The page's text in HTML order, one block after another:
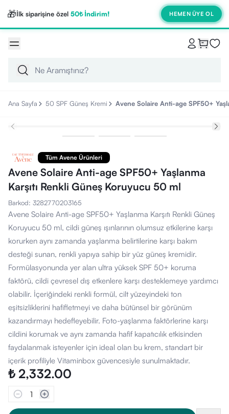
🎁İlk siparişine özel 50₺ İndirim! HEMEN ÜYE OL
Ana Sayfa 50 SPF Güneş Kremi Avene Solaire Anti-age SPF50+
Tüm Avene Ürünleri
Avene Solaire Anti-age SPF50+ Yaşlanma
Karşıtı Renkli Güneş Koruyucu 50 ml
Barkod: 3282770203165
Avene Solaire Anti-age SPF50+ Yaşlanma Karşıtı Renkli Güneş
Koruyucu 50 ml, cildi güneş ışınlarının olumsuz etkilerine karşı
korurken aynı zamanda yaşlanma belirtilerine karşı bakım
desteği sunan, renkli yapıya sahip bir yüz güneş kremidir.
Formülasyonunda yer alan ultra yüksek SPF 50+ koruma
faktörü, cildi çevresel dış etkenlere karşı desteklemeye yardımcı
olabilir. İçeriğindeki renkli formül, cilt yüzeyindeki ton
eşitsizliklerini hafifletmeyi ve daha bütünsel bir görünüm
kazandırmayı hedefleyebilir. Foto-yaşlanma faktörlerine karşı
cildini korumak ve aynı zamanda hafif kapatıcılık etkisinden
faydalanmak isteyenler için ideal olan bu krem, standart bir
içerik profiliyle Vitaminbox güvencesiyle sunulmaktadır.
₺ 2,332.00
1